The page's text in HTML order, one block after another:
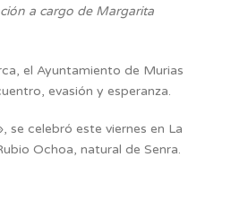
a cargo de Margarita
el Ayuntamiento de Murias
evasión y esperanza.
se celebró este viernes en La
Ochoa, natural de Senra.